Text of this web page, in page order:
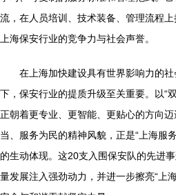
流，在人员培训、技术装备、管理流程
上海保安行业的竞争力与社会声誉。
在上海加快建设具有世界影响力的
下，保安行业的提质升级至关重要。以“
正朝着更专业、更智能、更贴心的方向
当、服务为民的精神风貌，正是“上海服
的生动体现。这20支入围保安队的先进
量发展注入强劲动力，并进一步擦亮“上